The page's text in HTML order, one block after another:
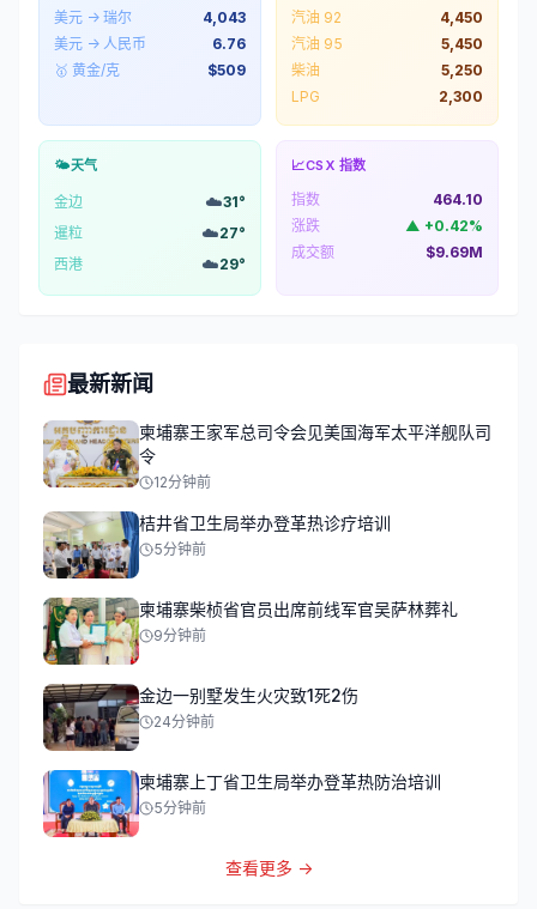
美元 → 瑞尔
4,043
美元 → 人民币
6.76
🥇 黄金/克
$509
汽油 92
4,450
汽油 95
5,450
柴油
5,250
LPG
2,300
🌤️天气
金边 ☁️31°
暹粒
☁️27°
西港
☁️29°
📈CSX 指数
指数
464.10
涨跌
▲ +0.42%
成交额
$9.69M
最新新闻
柬埔寨王家军总司令会见美国海军太平洋舰队司
令
12分钟前
桔井省卫生局举办登革热诊疗培训
5分钟前
柬埔寨柴桢省官员出席前线军官吴萨林葬礼
9分钟前
金边一别墅发生火灾致1死2伤
24分钟前
柬埔寨上丁省卫生局举办登革热防治培训
5分钟前
查看更多 →